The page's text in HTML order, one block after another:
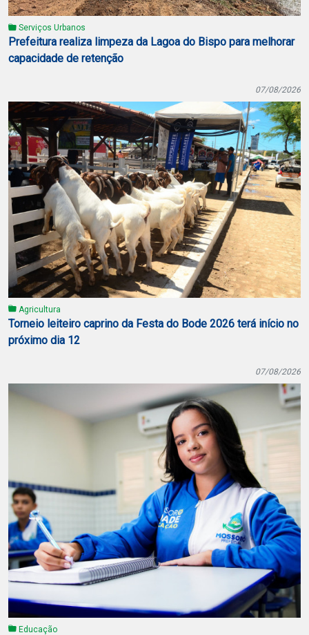
Serviços Urbanos
Prefeitura realiza limpeza da Lagoa do Bispo para melhorar
capacidade de retenção
07/08/2026
Agricultura
Torneio leiteiro caprino da Festa do Bode 2026 terá início no
próximo dia 12
07/08/2026
Educação